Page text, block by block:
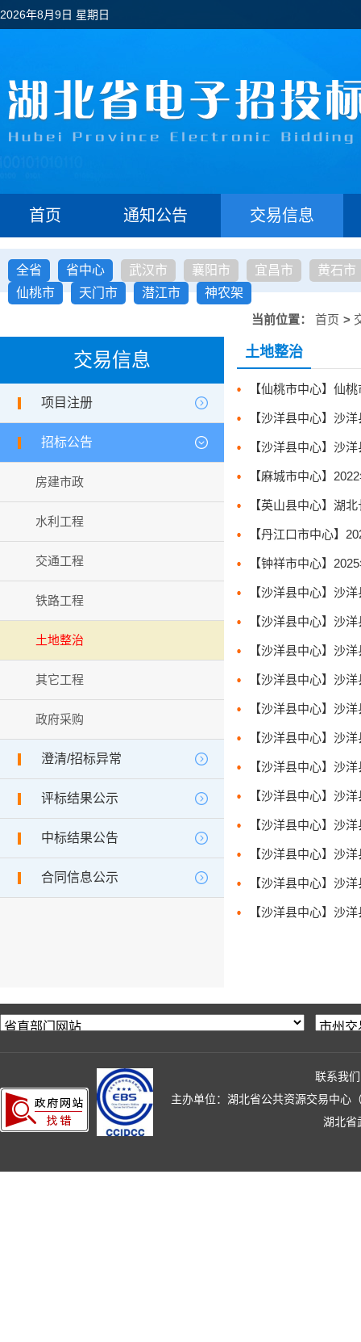
2026年8月9日 星期日
首页 通知公告 交易信息
全省 省中心 武汉市 襄阳市 宜昌市
黄石市
仙桃市
天门市 潜江市
神农架
当前位置： 首页 >
交易信息
项目注册
招标公告
房建市政
水利工程
交通工程
铁路工程
土地整治
其它工程
政府采购
澄清/招标异常
评标结果公示
中标结果公告
合同信息公示
土地整治
【仙桃市中心】仙
【沙洋县中心】沙
【沙洋县中心】沙
【沙洋县中心】沙
【沙洋县中心】沙
【沙洋县中心】沙
【沙洋县中心】沙
【沙洋县中心】沙
【沙洋县中心】沙
【沙洋县中心】沙
【沙洋县中心】沙
【沙洋县中心】沙
【沙洋县中心】沙
【沙洋县中心】沙
【沙洋县中心】沙
联系我们
主办单位：湖北省公共资源交易中心
湖北省